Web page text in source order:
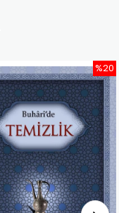
%20